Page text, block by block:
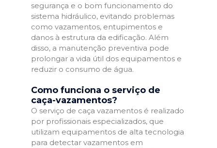
segurança e o bom funcionamento do
sistema hidráulico, evitando problemas
como vazamentos, entupimentos e
danos à estrutura da edificação. Além
disso, a manutenção preventiva pode
prolongar a vida útil dos equipamentos e
reduzir o consumo de água.
Como funciona o serviço de
caça-vazamentos?
O serviço de caça vazamentos é realizado
por profissionais especializados, que
utilizam equipamentos de alta tecnologia
para detectar vazamentos em